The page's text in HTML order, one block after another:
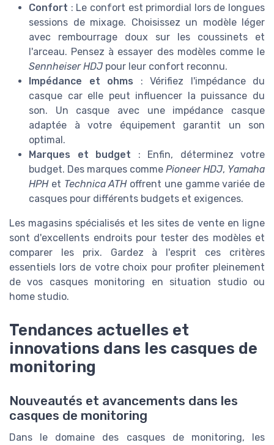
Confort : Le confort est primordial lors de longues
sessions de mixage. Choisissez un modèle léger
avec rembourrage doux sur les coussinets et
l'arceau. Pensez à essayer des modèles comme le
Sennheiser HDJ pour leur confort reconnu.
Impédance et ohms : Vérifiez l'impédance du
casque car elle peut influencer la puissance du
son. Un casque avec une impédance casque
adaptée à votre équipement garantit un son
optimal.
Marques et budget : Enfin, déterminez votre
budget. Des marques comme Pioneer HDJ, Yamaha
HPHet Technica ATHoffrent une gamme variée de
casques pour différents budgets et exigences.
Les magasins spécialisés et les sites de vente en ligne
sont d'excellents endroits pour tester des modèles et
comparer les prix. Gardez à l'esprit ces critères
essentiels lors de votre choix pour profiter pleinement
de vos casques monitoring en situation studio ou
home studio.
Tendances actuelles et
innovations dans les casques de
monitoring
Nouveautés et avancements dans les
casques de monitoring
Dans le domaine des casques de monitoring, les